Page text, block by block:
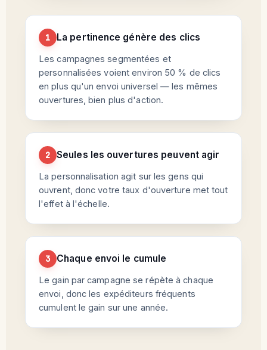
1 La pertinence génère des clics
Les campagnes segmentées et
personnalisées voient environ 50 % de clics
en plus qu'un envoi universel — les mêmes
ouvertures, bien plus d'action.
2 Seules les ouvertures peuvent agir
La personnalisation agit sur les gens qui
ouvrent, donc votre taux d'ouverture met tout
l'effet à l'échelle.
3 Chaque envoi le cumule
Le gain par campagne se répète à chaque
envoi, donc les expéditeurs fréquents
cumulent le gain sur une année.